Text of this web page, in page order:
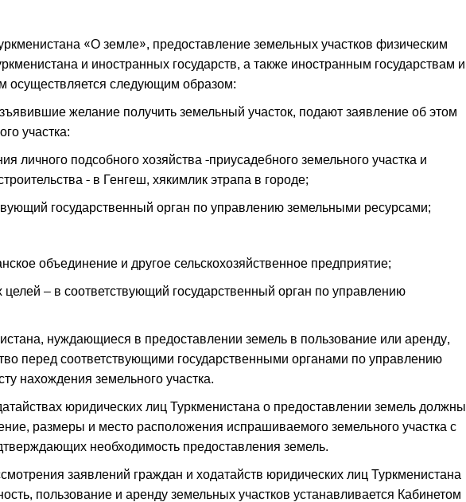
«О земле», предоставление земельных участков физическим
и иностранных государств, а также иностранным государствам и
осуществляется следующим образом:
желание получить земельный участок, подают заявление об этом
участка:
личного подсобного хозяйства -приусадебного земельного участка и
- в Генгеш, хякимлик этрапа в городе;
государственный орган по управлению земельными ресурсами;
объединение и другое сельскохозяйственное предприятие;
целей – в соответствующий государственный орган по управлению
нуждающиеся в предоставлении земель в пользование или аренду,
перед соответствующими государственными органами по управлению
нахождения земельного участка.
юридических лиц Туркменистана о предоставлении земель должны
размеры и место расположения испрашиваемого земельного участка с
необходимость предоставления земель.
заявлений граждан и ходатайств юридических лиц Туркменистана
пользование и аренду земельных участков устанавливается Кабинетом